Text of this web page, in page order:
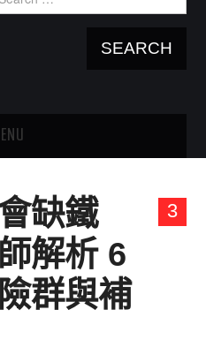
3
缺鐵
解析 6
群與補